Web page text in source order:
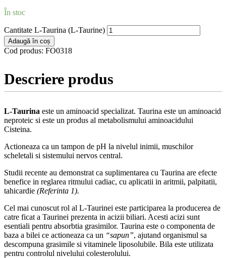
În stoc
Cantitate L-Taurina (L-Taurine)
Adaugă în coș
Cod produs: FO0318
Descriere produs
L-Taurina este un aminoacid specializat. Taurina este un aminoacid
neproteic si este un produs al metabolismului aminoacidului
Cisteina.
Actioneaza ca un tampon de pH la nivelul inimii, muschilor
scheletali si sistemului nervos central.
Studii recente au demonstrat ca suplimentarea cu Taurina are efecte
benefice in reglarea ritmului cadiac, cu aplicatii in aritmii, palpitatii,
tahicardie (Referinta 1).
Cel mai cunoscut rol al L-Taurinei este participarea la producerea de
catre ficat a Taurinei prezenta in acizii biliari. Acesti acizi sunt
esentiali pentru absorbtia grasimilor. Taurina este o componenta de
baza a bilei ce actioneaza ca un “sapun”, ajutand organismul sa
descompuna grasimile si vitaminele liposolubile. Bila este utilizata
pentru controlul nivelului colesterolului.